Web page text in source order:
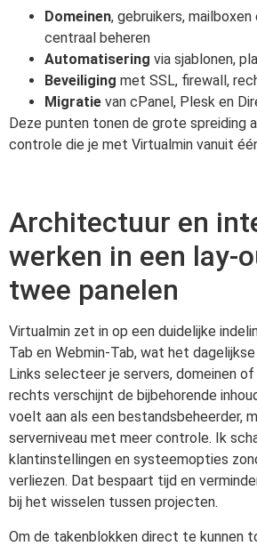
Domeinen, gebruikers,
centraal beheren
Automatisering via sjablonen,
Beveiliging met SSL, firewall,
Migratie van cPanel, Plesk en
Deze punten tonen de grote spreiding
controle die je met Virtualmin vanuit
Architectuur en
werken in een lay-
twee panelen
Virtualmin zet in op een duidelijke
Tab en Webmin-Tab, wat het
Links selecteer je servers, domeinen
rechts verschijnt de bijbehorende
voelt aan als een bestandsbeheerder,
serverniveau met meer controle. Ik
klantinstellingen en systeemopties
verliezen. Dat bespaart tijd en
bij het wisselen tussen projecten.
Om de takenblokken direct te kunnen